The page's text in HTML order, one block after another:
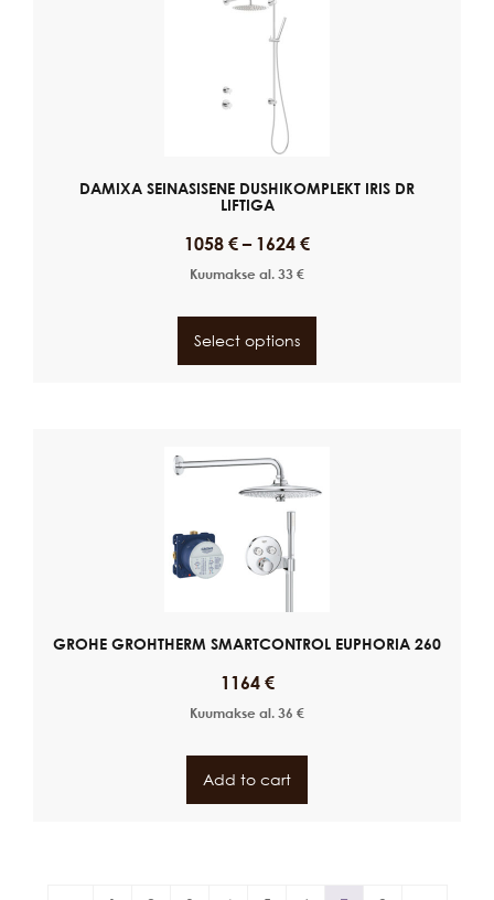
DAMIXA SEINASISENE DUSHIKOMPLEKT IRIS DR
LIFTIGA
1058 € – 1624 €
Kuumakse al. 33 €
Select options
GROHE GROHTHERM SMARTCONTROL EUPHORIA 260
1164 €
Kuumakse al. 36 €
Add to cart